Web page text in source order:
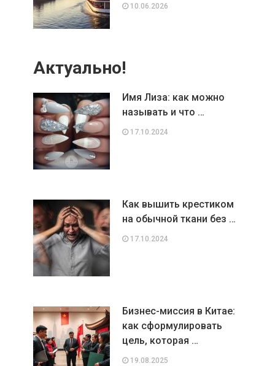
10.06.2026
Актуально!
Имя Лиза: как можно
называть и что …
17.10.2024
Как вышить крестиком
на обычной ткани без …
17.10.2024
Бизнес-миссия в Китае:
как сформулировать
цель, которая …
19.08.2025